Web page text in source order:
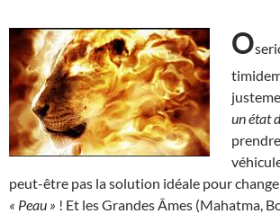
O
un état
peut-être pas la solution idéale pour
« Peau » ! Et les Grandes Âmes (Mahatma,